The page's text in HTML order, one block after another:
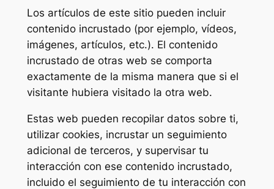
Los artículos de este sitio pueden incluir
contenido incrustado (por ejemplo, vídeos,
imágenes, artículos, etc.). El contenido
incrustado de otras web se comporta
exactamente de la misma manera que si el
visitante hubiera visitado la otra web.
Estas web pueden recopilar datos sobre ti,
utilizar cookies, incrustar un seguimiento
adicional de terceros, y supervisar tu
interacción con ese contenido incrustado,
incluido el seguimiento de tu interacción con